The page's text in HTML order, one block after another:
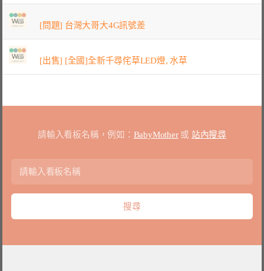
[問題] 台灣大哥大4G訊號差
[出售] [全國]全新千尋侘草LED燈, 水草
請輸入看板名稱，例如： BabyMother或 站內搜尋